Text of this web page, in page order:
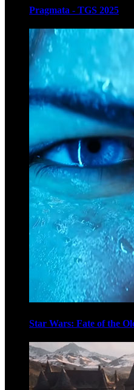
Pragmata - TGS 2025
Star Wars: Fate of the